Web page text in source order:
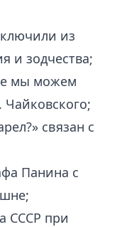
из
и зодчества;
мы можем
связан с
Панина с
СССР при